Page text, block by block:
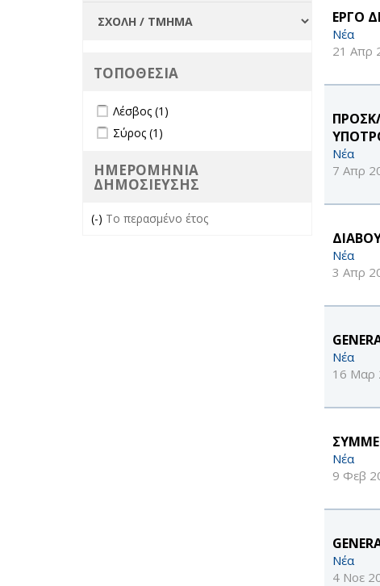
ΕΡΓΟ
Νέα
21 Απρ
Νέα
7 Απρ
Νέα
3 Απρ
Νέα
16 Μαρ
Νέα
9 Φεβ
Νέα
4 Νοε
ΤΟΠΟΘΕΣΙΑ
Apply Λέσβος filter
Λέσβος (1)
Apply Σύρος filter
Σύρος (1)
ΗΜΕΡΟΜΗΝΙΑ
ΔΗΜΟΣΙΕΥΣΗΣ
(-) Remove Το περασμένο έτος filter
Το περασμένο έτος